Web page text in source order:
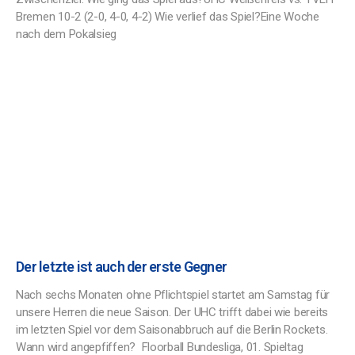
Bremen 10-2 (2-0, 4-0, 4-2) Wie verlief das Spiel?Eine Woche
nach dem Pokalsieg
Der letzte ist auch der erste Gegner
Nach sechs Monaten ohne Pflichtspiel startet am Samstag für
unsere Herren die neue Saison. Der UHC trifft dabei wie bereits
im letzten Spiel vor dem Saisonabbruch auf die Berlin Rockets.
Wann wird angepfiffen? Floorball Bundesliga, 01. Spieltag